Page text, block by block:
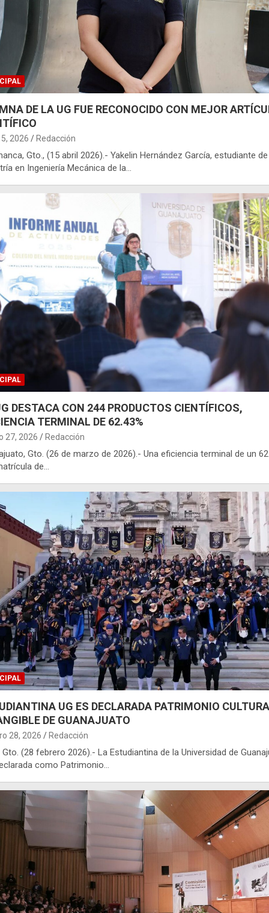
DE LA UG FUE RECONOCIDO CON MEJOR
2026 Redacción
Gto., (15 abril 2026).- Yakelin Hernández García, estudiante
en Ingeniería Mecánica de la…
DESTACA CON 244 PRODUCTOS CIENTÍFICOS,
TERMINAL DE 62.43%
27, 2026 Redacción
Gto. (26 de marzo de 2026).- Una eficiencia terminal de un
de…
UG ES DECLARADA PATRIMONIO
DE GUANAJUATO
28, 2026 Redacción
Gto. (28 febrero 2026).- La Estudiantina de la Universidad de
como Patrimonio…